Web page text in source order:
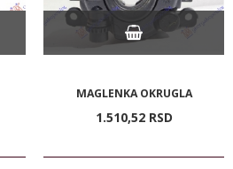
MAGLENKA OKRUGLA
1.510,52 RSD